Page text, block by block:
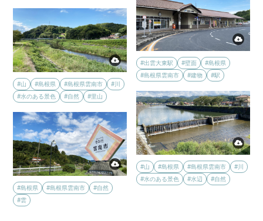
#出雲大東駅 #壁面
#島根県
#島根県雲南市
#建物
#駅
#山
#島根県 #島根県雲南市
#川
#水のある景色
#自然 #里山
#山 #島根県 #島根県雲南市
#川
#水のある景色
#水辺
#自然
#島根県
#島根県雲南市
#自然
#雲